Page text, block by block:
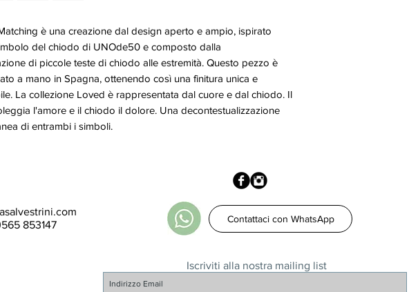
è una creazione dal design aperto e ampio, ispirato
del chiodo di UNOde50 e composto dalla
di piccole teste di chiodo alle estremità. Questo pezzo è
a mano in Spagna, ottenendo così una finitura unica e
La collezione Loved è rappresentata dal cuore e dal chiodo. Il
l'amore e il chiodo il dolore. Una decontestualizzazione
di entrambi i simboli.
Iscriviti alla nostra mailing list
Contattaci con WhatsApp
853147